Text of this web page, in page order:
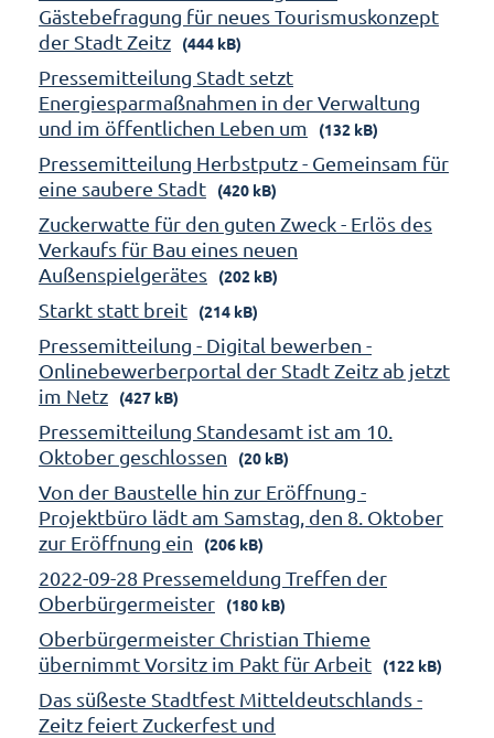
Gästebefragung für neues Tourismuskonzept
der Stadt Zeitz
(444 kB)
Pressemitteilung Stadt setzt
Energiesparmaßnahmen in der Verwaltung
und im öffentlichen Leben um
(132 kB)
Pressemitteilung Herbstputz - Gemeinsam für
eine saubere Stadt
(420 kB)
Zuckerwatte für den guten Zweck - Erlös des
Verkaufs für Bau eines neuen
Außenspielgerätes
(202 kB)
Starkt statt breit (214 kB)
Pressemitteilung - Digital bewerben -
Onlinebewerberportal der Stadt Zeitz ab jetzt
im Netz
(427 kB)
Pressemitteilung Standesamt ist am 10.
Oktober geschlossen
(20 kB)
Von der Baustelle hin zur Eröffnung -
Projektbüro lädt am Samstag, den 8. Oktober
zur Eröffnung ein
(206 kB)
2022-09-28 Pressemeldung Treffen der
Oberbürgermeister
(180 kB)
Oberbürgermeister Christian Thieme
übernimmt Vorsitz im Pakt für Arbeit
(122 kB)
Das süßeste Stadtfest Mitteldeutschlands -
Zeitz feiert Zuckerfest und